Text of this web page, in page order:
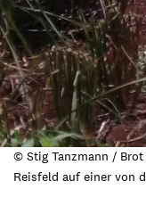
© Stig Tanzmann /
Reisfeld auf einer von